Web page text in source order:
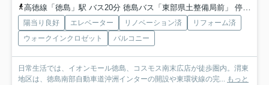
高徳線「徳島」駅 バス20分 徳島バス「東部県土整備局前」 停歩2分
陽当り良好 エレベーター リノベーション済
リフォーム済
ウォークインクロゼット
バルコニー
日常生活では、イオンモール徳島、コスモス南末広店が徒歩圏内。渭東
地区は、徳島南部自動車道沖洲インターの開設や東環状線の完... もっと